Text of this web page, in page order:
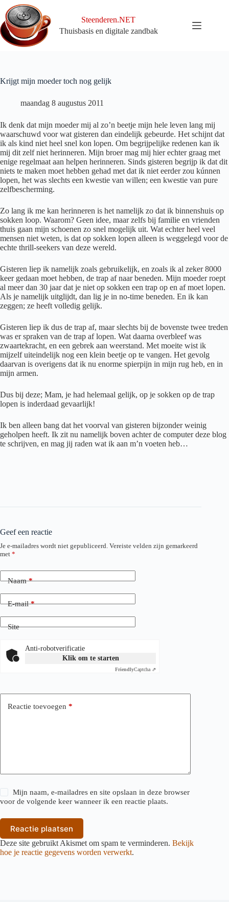
naar
de
inhoud
Steenderen.NET
Thuisbasis en digitale zandbak
Krijgt mijn moeder toch nog gelijk
maandag 8 augustus 2011
Ik denk dat mijn moeder mij al zo’n beetje mijn hele leven lang mij
waarschuwd voor wat gisteren dan eindelijk gebeurde. Het schijnt dat
ik als kind niet heel snel kon lopen. Om begrijpelijke redenen kan ik
mij dit zelf niet herinneren. Mijn broer mag mij hier echter graag met
enige regelmaat aan helpen herinneren. Sinds gisteren begrijp ik dat dit
niets te maken moet hebben gehad met dat ik niet eerder zou kúnnen
lopen, het was slechts een kwestie van willen; een kwestie van pure
zelfbescherming.
Zo lang ik me kan herinneren is het namelijk zo dat ik binnenshuis op
sokken loop. Waarom? Geen idee, maar zelfs bij familie en vrienden
thuis gaan mijn schoenen zo snel mogelijk uit. Wat echter heel veel
mensen niet weten, is dat op sokken lopen alleen is weggelegd voor de
echte thrill-seekers van deze wereld.
Gisteren liep ik namelijk zoals gebruikelijk, en zoals ik al zeker 8000
keer gedaan moet hebben, de trap af naar beneden. Mijn moeder roept
al meer dan 30 jaar dat je niet op sokken een trap op en af moet lopen.
Als je namelijk uitglijdt, dan lig je in no-time beneden. En ik kan
zeggen; ze heeft volledig gelijk.
Gisteren liep ik dus de trap af, maar slechts bij de bovenste twee treden
was er spraken van de trap af lopen. Wat daarna overbleef was
zwaartekracht, en een gebrek aan weerstand. Met moeite wist ik
mijzelf uiteindelijk nog een klein beetje op te vangen. Het gevolg
daarvan is overigens dat ik nu enorme spierpijn in mijn rug heb, en in
mijn armen.
Dus bij deze; Mam, je had helemaal gelijk, op je sokken op de trap
lopen is inderdaad gevaarlijk!
Ik ben alleen bang dat het voorval van gisteren bijzonder weinig
geholpen heeft. Ik zit nu namelijk boven achter de computer deze blog
te schrijven, en mag jij raden wat ik aan m’n voeten heb…
Geef een reactie
Je e-mailadres wordt niet gepubliceerd. Vereiste velden zijn gemarkeerd
met *
Naam*
E-mail*
Site
Anti-robotverificatie
Klik om te starten
FriendlyCaptcha ⇗
Reactie toevoegen *
Mijn naam, e-mailadres en site opslaan in deze browser
voor de volgende keer wanneer ik een reactie plaats.
Reactie plaatsen
Deze site gebruikt Akismet om spam te verminderen. Bekijk
hoe je reactie gegevens worden verwerkt.